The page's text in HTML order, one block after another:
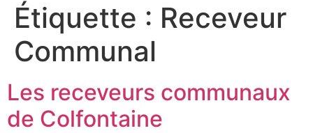
Étiquette : Receveur
Communal
Les receveurs communaux
de Colfontaine